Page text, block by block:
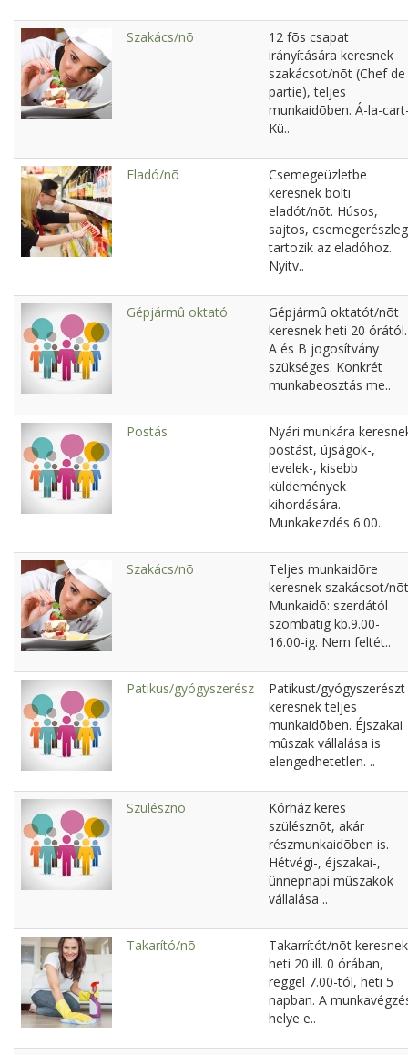
Szakács/nõ
12 fõs csapat
irányítására keresnek
szakácsot/nõt (Chef de
partie), teljes
munkaidõben. Á-la-
Kü..
Eladó/nõ
Csemegeüzletbe
keresnek bolti
eladót/nõt. Húsos,
sajtos, csemegerészleg
tartozik az eladóhoz.
Nyitv..
Gépjármû oktató
Gépjármû oktatót/nõt
keresnek heti 20 órától.
A és B jogosítvány
szükséges. Konkrét
munkabeosztás me..
Postás
Nyári munkára
postást, újságok-,
levelek-, kisebb
küldemények
kihordására.
Munkakezdés 6.00..
Szakács/nõ
Teljes munkaidõre
keresnek szakácsot/
Munkaidõ: szerdától
szombatig kb.9.00-
16.00-ig. Nem feltét..
Patikus/gyógyszerész
Patikust/gyógyszerészt
keresnek teljes
munkaidõben. Éjszakai
mûszak vállalása is
elengedhetetlen. ..
Szülésznõ
Kórház keres
szülésznõt, akár
részmunkaidõben is.
Hétvégi-, éjszakai-,
ünnepnapi mûszakok
vállalása ..
Takarító/nõ
Takarrítót/nõt keresnek
heti 20 ill. 0 órában,
reggel 7.00-tól, heti 5
napban. A
helye e..